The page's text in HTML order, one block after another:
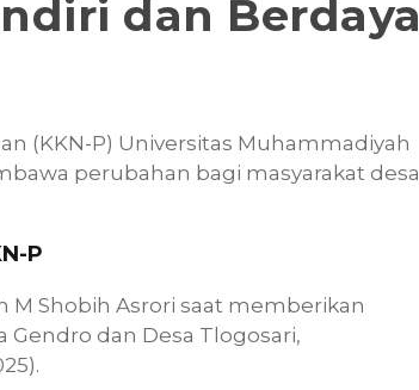
dan Berdaya
(KKN-P) Universitas Muhammadiyah
perubahan bagi masyarakat desa
P
Shobih Asrori saat memberikan
dan Desa Tlogosari,